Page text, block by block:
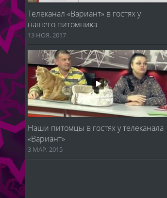
Телеканал «Вариант» в гостях у
нашего питомника
13 НОЯ, 2017
Наши питомцы в гостях у телеканала
«Вариант»
3 МАР, 2015